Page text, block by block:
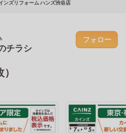
ンズリフォーム ハンズ渋谷店
チラシ
フォロー